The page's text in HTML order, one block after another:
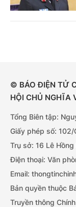
© BÁO ĐIỆN TỬ
HỘI CHỦ NGHĨA
Tổng Biên tập:
Giấy phép số:
Trụ sở: 16 Lê
Điện thoại: Văn
Email:
Bản quyền thuộc
Truyền thông